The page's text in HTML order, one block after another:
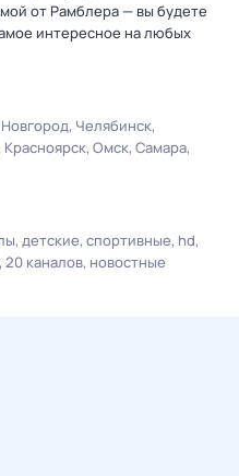
от Рамблера — вы будете
интересное на любых
Челябинск
Красноярск Омск Самара
детские спортивные hd
20 каналов новостные